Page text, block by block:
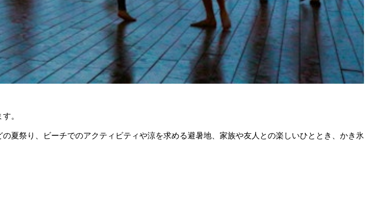
。
夏祭り、ビーチでのアクティビティや涼を求める避暑地、家族や友人との楽しいひととき、かき氷